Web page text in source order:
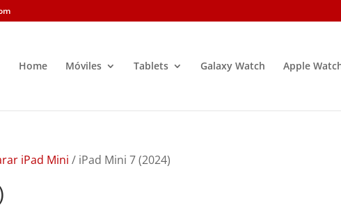
Home Móviles Tablets Galaxy Watch Apple
iPad Mini / iPad Mini 7 (2024)